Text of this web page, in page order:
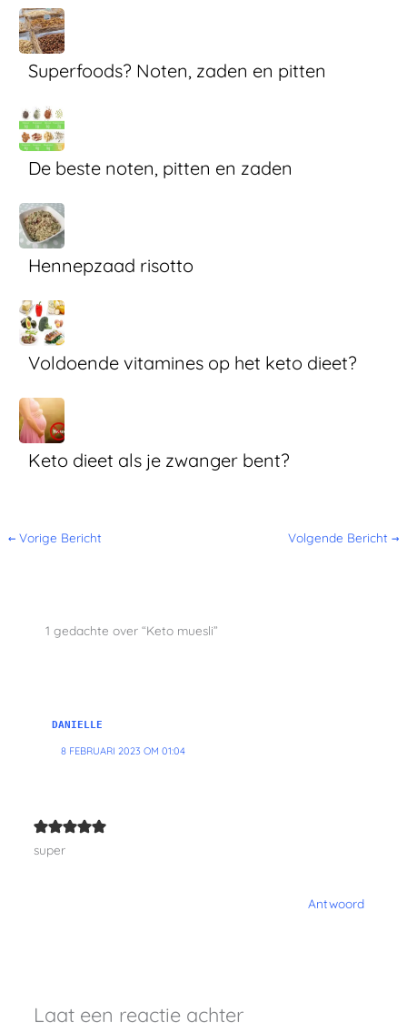
Superfoods? Noten, zaden en pitten
De beste noten, pitten en zaden
Hennepzaad risotto
Voldoende vitamines op het keto dieet?
Keto dieet als je zwanger bent?
← Vorige Bericht Volgende Bericht →
1 gedachte over “Keto muesli”
DANIELLE
8 FEBRUARI 2023 OM 01:04
super
Antwoord
Laat een reactie achter